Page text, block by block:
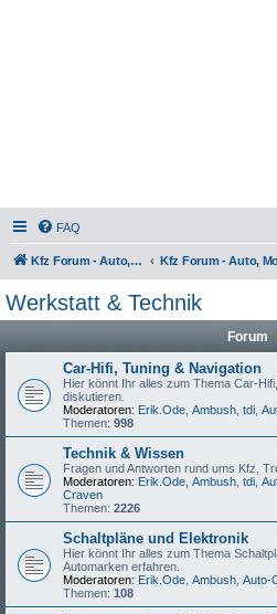
FAQ
Kfz Forum - Auto, Motorrad und LKW
Werkstatt & Technik
Forum
Car-Hifi, Tuning & Navigation
Hier könnt Ihr alles zum Thema Car-
diskutieren.
Moderatoren: Erik.Ode Ambush tdi
Themen: 998
Technik & Wissen
Fragen und Antworten rund ums Kfz,
Moderatoren: Erik.Ode Ambush tdi
Craven
Themen: 2226
Schaltpläne und Elektronik
Hier könnt Ihr alles zum Thema
Automarken erfahren.
Moderatoren: Erik.Ode Ambush Auto-
Themen: 108